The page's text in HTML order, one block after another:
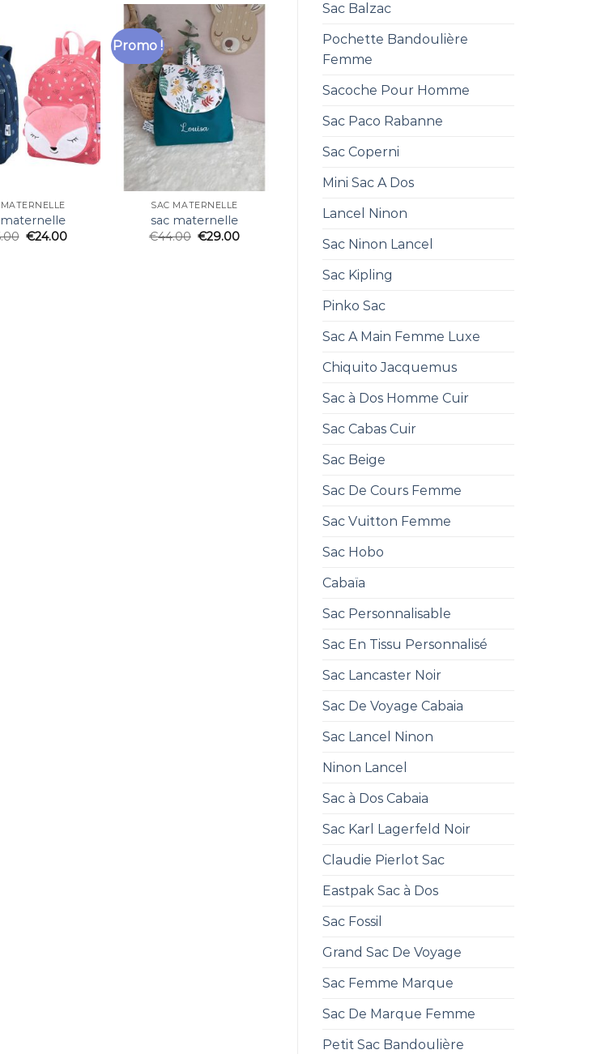
Sac Balzac
Pochette Bandoulière
Femme
Sacoche Pour Homme
Sac Paco Rabanne
Sac Coperni
Mini Sac A Dos
Lancel Ninon
Sac Ninon Lancel
Sac Kipling
Pinko Sac
Sac A Main Femme Luxe
Chiquito Jacquemus
Sac à Dos Homme Cuir
Sac Cabas Cuir
Sac Beige
Sac De Cours Femme
Sac Vuitton Femme
Sac Hobo
Cabaïa
Sac Personnalisable
Sac En Tissu Personnalisé
Sac Lancaster Noir
Sac De Voyage Cabaia
Sac Lancel Ninon
Ninon Lancel
Sac à Dos Cabaia
Sac Karl Lagerfeld Noir
Claudie Pierlot Sac
Eastpak Sac à Dos
Sac Fossil
Grand Sac De Voyage
Sac Femme Marque
Sac De Marque Femme
Petit Sac Bandoulière
maternelle
€24.00
Promo !
SAC MATERNELLE
sac maternelle
€44.00 €29.00